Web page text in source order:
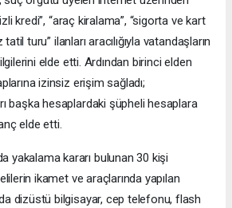
kredi”, “araç kiralama”, “sigorta ve kart
turu” ilanları aracılığıyla vatandaşların
elde etti. Ardından birinci elden
izinsiz erişim sağladı;
başka hesaplardaki şüpheli hesaplara
elde etti.
yakalama kararı bulunan 30 kişi
ikamet ve araçlarında yapılan
dizüstü bilgisayar, cep telefonu, flash